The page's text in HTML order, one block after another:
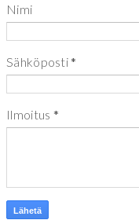
Nimi
Sähköposti*
Ilmoitus *